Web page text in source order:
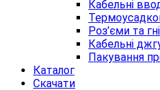
Кабельні
Роз’єми та
Кабельні
Пакування
Каталог
Скачати